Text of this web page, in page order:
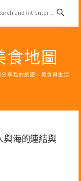
食地圖
享我的旅遊、美食與生活
與海的連結與